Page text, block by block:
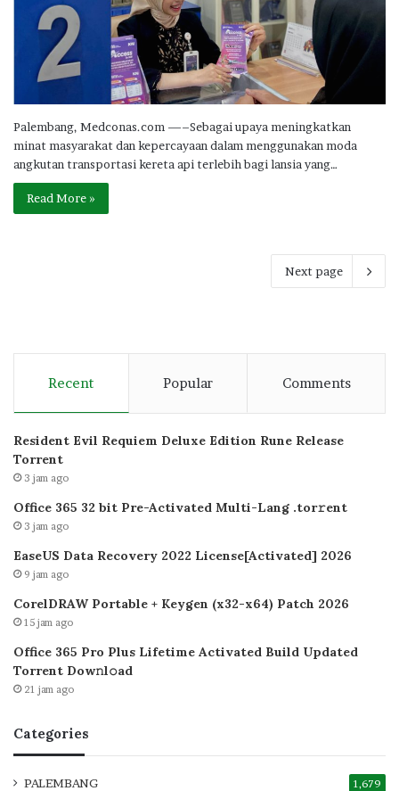
Palembang, Medconas.com —–Sebagai upaya meningkatkan
minat masyarakat dan kepercayaan dalam menggunakan moda
angkutan transportasi kereta api terlebih bagi lansia yang…
Read More »
Next page
Recent Popular Comments
Resident Evil Requiem Deluxe Edition Rune Release
Torrent
3 jam ago
Office 365 32 bit Pre-Activated Multi-Lang .tоr𝚛еnt
3 jam ago
EaseUS Data Recovery 2022 License[Activated] 2026
9 jam ago
CorelDRAW Portable + Keygen (x32-x64) Patch 2026
15 jam ago
Office 365 Pro Plus Lifetime Activated Build Updated
Torrent Dow𝚗l𝚘аd
21 jam ago
Categories
PALEMBANG 1,679